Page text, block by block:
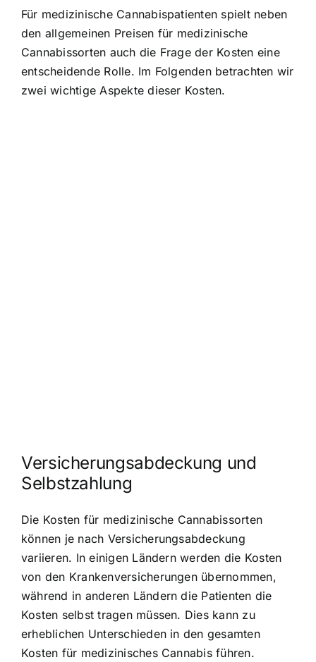
Für medizinische Cannabispatienten spielt neben
den allgemeinen Preisen für medizinische
Cannabissorten auch die Frage der Kosten eine
entscheidende Rolle. Im Folgenden betrachten wir
zwei wichtige Aspekte dieser Kosten.
Versicherungsabdeckung und
Selbstzahlung
Die Kosten für medizinische Cannabissorten
können je nach Versicherungsabdeckung
variieren. In einigen Ländern werden die Kosten
von den Krankenversicherungen übernommen,
während in anderen Ländern die Patienten die
Kosten selbst tragen müssen. Dies kann zu
erheblichen Unterschieden in den gesamten
Kosten für medizinisches Cannabis führen.